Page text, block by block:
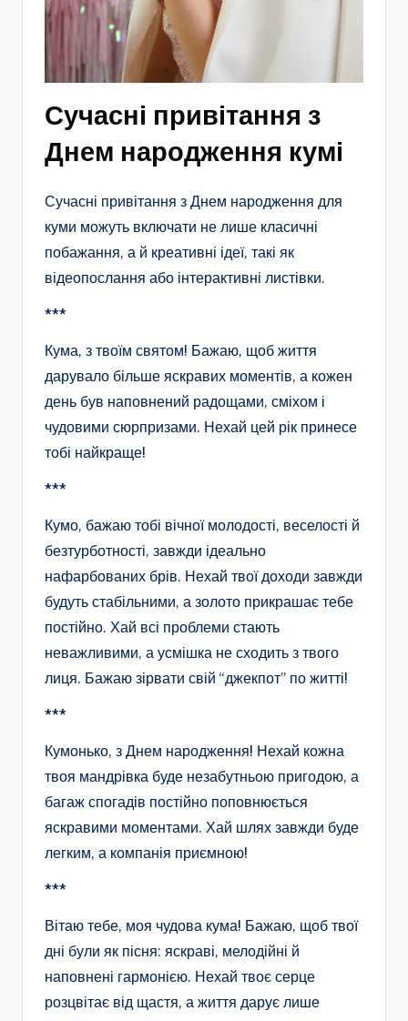
Сучасні привітання з
Днем народження кумі
Сучасні привітання з Днем народження для
куми можуть включати не лише класичні
побажання, а й креативні ідеї, такі як
відеопослання або інтерактивні листівки.
***
Кума, з твоїм святом! Бажаю, щоб життя
дарувало більше яскравих моментів, а кожен
день був наповнений радощами, сміхом і
чудовими сюрпризами. Нехай цей рік принесе
тобі найкраще!
***
Кумо, бажаю тобі вічної молодості, веселості й
безтурботності, завжди ідеально
нафарбованих брів. Нехай твої доходи завжди
будуть стабільними, а золото прикрашає тебе
постійно. Хай всі проблеми стають
неважливими, а усмішка не сходить з твого
лиця. Бажаю зірвати свій “джекпот” по житті!
***
Кумонько, з Днем народження! Нехай кожна
твоя мандрівка буде незабутньою пригодою, а
багаж спогадів постійно поповнюється
яскравими моментами. Хай шлях завжди буде
легким, а компанія приємною!
***
Вітаю тебе, моя чудова кума! Бажаю, щоб твої
дні були як пісня: яскраві, мелодійні й
наповнені гармонією. Нехай твоє серце
розцвітає від щастя, а життя дарує лише